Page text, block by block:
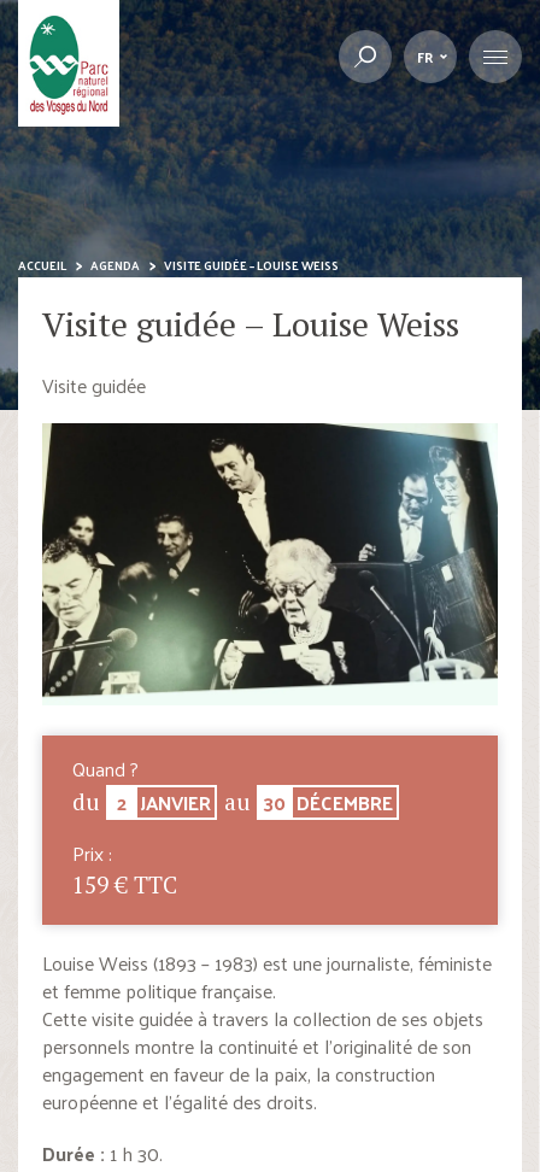
FR
ACCUEIL AGENDA VISITE GUIDÉE – LOUISE WEISS
Visite guidée – Louise Weiss
Visite guidée
Quand ?
du 2 JANVIER au 30 DÉCEMBRE
Prix :
159 € TTC
Louise Weiss (1893 – 1983) est une journaliste, féministe
et femme politique française.
Cette visite guidée à travers la collection de ses objets
personnels montre la continuité et l’originalité de son
engagement en faveur de la paix, la construction
européenne et l’égalité des droits.
Durée : 1 h 30.